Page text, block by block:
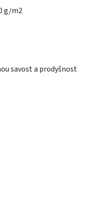
g/m2
savost a prodyšnost